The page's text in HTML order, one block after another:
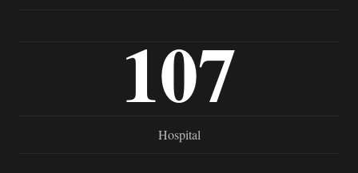
107
Hospital